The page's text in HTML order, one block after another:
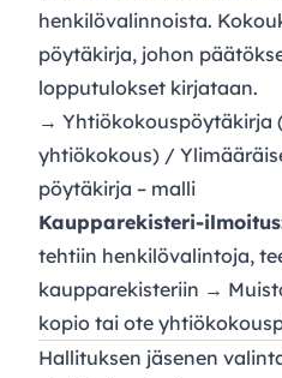
henkilövalinnoista.
pöytäkirja, johon
lopputulokset kirjataan.
→ Yhtiökokouspöytäkirja
yhtiökokous) /
pöytäkirja – malli
Kaupparekisteri-
tehtiin henkilövalintoja,
kaupparekisteriin →
kopio tai ote
Hallituksen jäsenen